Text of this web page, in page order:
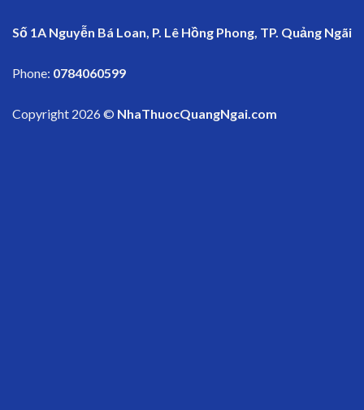
Số 1A Nguyễn Bá Loan, P. Lê Hồng Phong, TP. Quảng Ngãi
Phone: 0784060599
Copyright 2026 © NhaThuocQuangNgai.com